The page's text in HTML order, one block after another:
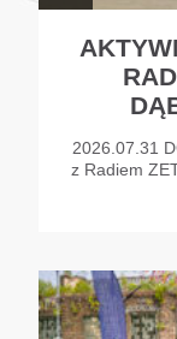
2026.07.31
z Radiem